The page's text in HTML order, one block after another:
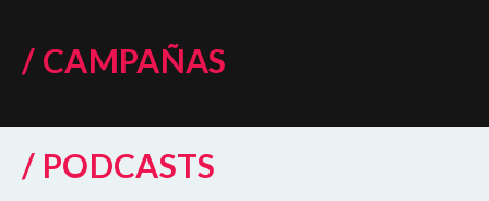
/ CAMPAÑAS
/ PODCASTS